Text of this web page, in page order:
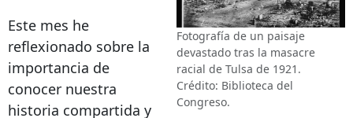
Fotografía de un paisaje
devastado tras la masacre
racial de Tulsa de 1921.
Crédito: Biblioteca del
Congreso.
Este mes he
reflexionado sobre la
importancia de
conocer nuestra
historia compartida y